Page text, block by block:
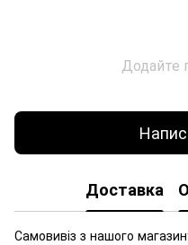
Додайте
Доставка
Самовивіз з нашого